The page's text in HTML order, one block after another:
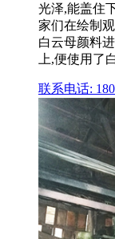
光泽,能盖住
家们在绘制
白云母颜料
上,便使用了
联系电话: 180